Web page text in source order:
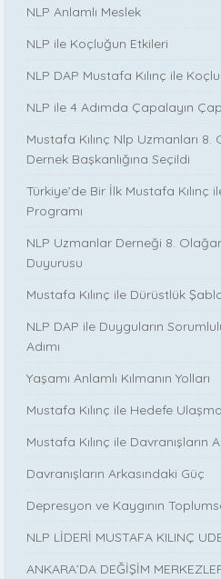
NLP Anlamlı Meslek
NLP ile Koçluğun Etkileri
NLP DAP Mustafa Kılınç ile
NLP ile 4 Adımda Çapalayın
Mustafa Kılınç Nlp Uzmanları
Dernek Başkanlığına Seçildi
Türkiye’de Bir İlk Mustafa Kılınç
Programı
NLP Uzmanlar Derneği 8.
Duyurusu
Mustafa Kılınç ile Dürüstlük
NLP DAP ile Duyguların
Adımı
Yaşamı Anlamlı Kılmanın Yolları
Mustafa Kılınç ile Hedefe
Mustafa Kılınç ile Davranışların
Davranışların Arkasındaki Güç
Depresyon ve Kaygının
NLP LİDERİ MUSTAFA KILINÇ
ANKARA’DA DEĞİŞİM